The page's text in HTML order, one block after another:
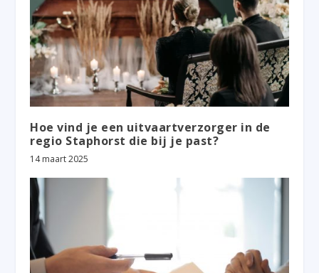
Hoe vind je een uitvaartverzorger in de
regio Staphorst die bij je past?
14 maart 2025